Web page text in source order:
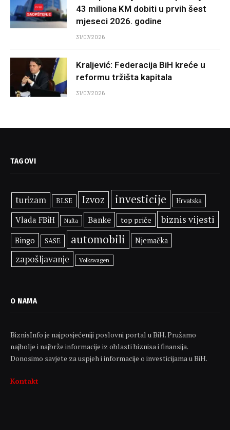
43 miliona KM dobiti u prvih šest
mjeseci 2026. godine
31/07/2026
Kraljević: Federacija BiH kreće u
reformu tržišta kapitala
31/07/2026
TAGOVI
turizam BLSE Izvoz investicije Hrvatska
Vlada FBiH Nafta Banke top priče biznis vijesti
Bingo SASE automobili Njemačka
zapošljavanje Volkswagen
O NAMA
BiznisInfo je najposjećeniji poslovni portal u BiH. Pružamo
najbolje i najbrže informacije iz oblasti biznisa i finansija.
Donosimo savjete za uspjeh i informacije o investicijama u BiH.
Kontakt